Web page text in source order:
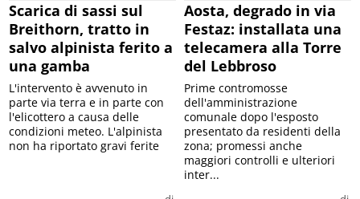
Scarica di sassi sul
Breithorn, tratto in
salvo alpinista ferito a
una gamba
L'intervento è avvenuto in
parte via terra e in parte con
l'elicottero a causa delle
condizioni meteo. L'alpinista
non ha riportato gravi ferite
Aosta, degrado in via
Festaz: installata una
telecamera alla Torre
del Lebbroso
Prime contromosse
dell'amministrazione
comunale dopo l'esposto
presentato da residenti della
zona; promessi anche
maggiori controlli e ulteriori
inter...